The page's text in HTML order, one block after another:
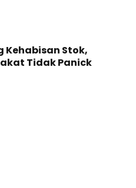
Kehabisan Stok,
Tidak Panick